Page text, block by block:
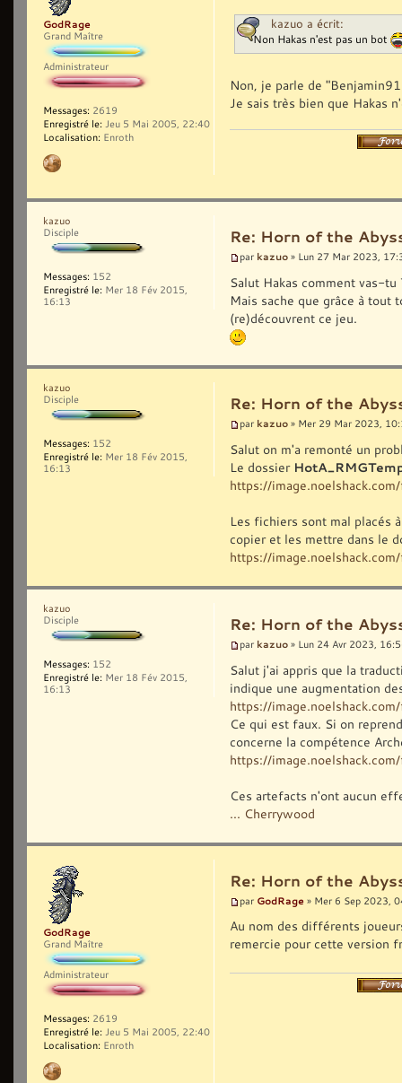
kazuo a écrit:
Non Hakas n'est pas un bot
Non, je parle de
Je sais très bien que Hakas
GodRage
Grand Maître
Administrateur
Messages: 2619
Enregistré le: Jeu 5 Mai 2005, 22:40
Localisation: Enroth
Re: Horn of the
par kazuo » Lun 27 Mar 2023,
Salut Hakas comment vas-tu
Mais sache que grâce à
(re)découvrent ce jeu.
kazuo
Disciple
Messages: 152
Enregistré le: Mer 18 Fév 2015,
16:13
Re: Horn of the
par kazuo » Mer 29 Mar 2023,
Salut on m'a remonté un
Le dossier
https://
Les fichiers sont mal placés
copier et les mettre dans le
https://
kazuo
Disciple
Messages: 152
Enregistré le: Mer 18 Fév 2015,
16:13
Re: Horn of the
par kazuo » Lun 24 Avr 2023,
Salut j'ai appris que la
indique une augmentation
https://
Ce qui est faux. Si on
concerne la compétence
https://
Ces artefacts n'ont aucun
... Cherrywood
kazuo
Disciple
Messages: 152
Enregistré le: Mer 18 Fév 2015,
16:13
Re: Horn of the
par GodRage » Mer 6 Sep 2023,
Au nom des différents
remercie pour cette version
GodRage
Grand Maître
Administrateur
Messages: 2619
Enregistré le: Jeu 5 Mai 2005, 22:40
Localisation: Enroth